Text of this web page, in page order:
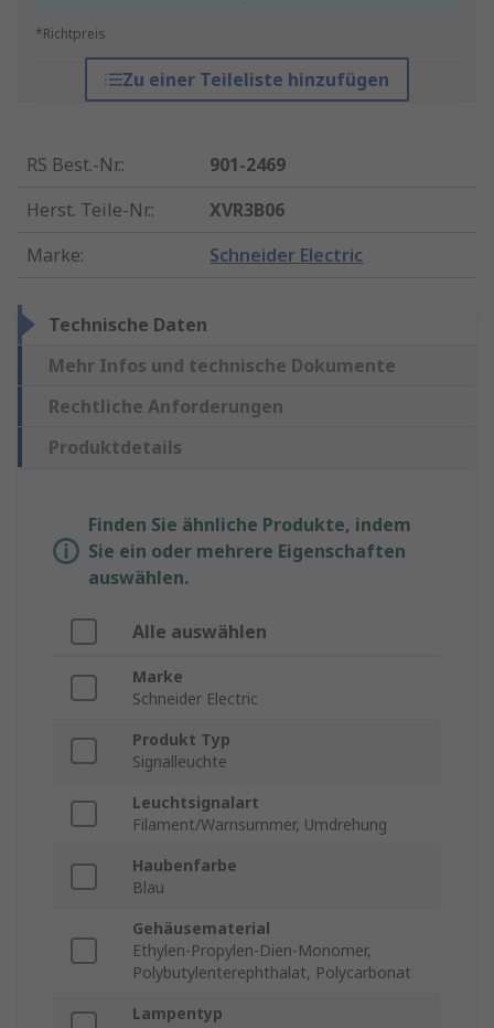
*Richtpreis
Zu einer Teileliste hinzufügen
RS Best.-Nr.:
901-2469
Herst. Teile-Nr.:
XVR3B06
Marke: Schneider Electric
Technische Daten
Mehr Infos und technische Dokumente
Rechtliche Anforderungen
Produktdetails
Finden Sie ähnliche Produkte, indem
Sie ein oder mehrere Eigenschaften
auswählen.
Alle auswählen
Marke
Schneider Electric
Produkt Typ
Signalleuchte
Leuchtsignalart
Filament/Warnsummer, Umdrehung
Haubenfarbe
Blau
Gehäusematerial
Ethylen-Propylen-Dien-Monomer,
Polybutylenterephthalat, Polycarbonat
Lampentyp